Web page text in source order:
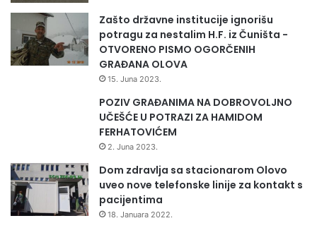
Zašto državne institucije ignorišu
potragu za nestalim H.F. iz Čuništa -
OTVORENO PISMO OGORČENIH
GRAĐANA OLOVA
15. Juna 2023.
POZIV GRAĐANIMA NA DOBROVOLJNO
UČEŠĆE U POTRAZI ZA HAMIDOM
FERHATOVIĆEM
2. Juna 2023.
Dom zdravlja sa stacionarom Olovo
uveo nove telefonske linije za kontakt s
pacijentima
18. Januara 2022.